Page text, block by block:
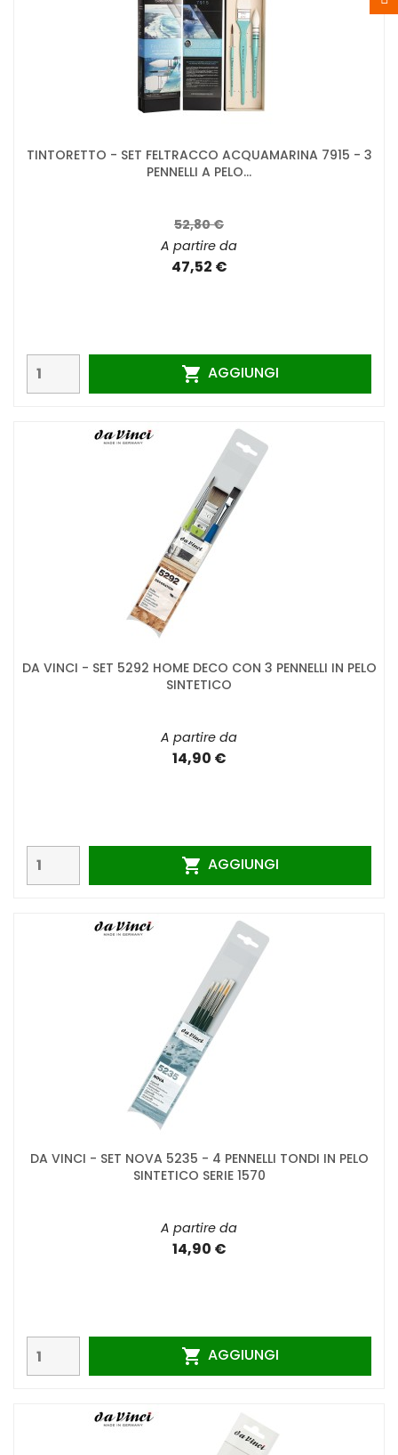
TINTORETTO - SET FELTRACCO ACQUAMARINA 7915 - 3
PENNELLI A PELO...
52,80 €
A partire da
47,52 €
 AGGIUNGI
DA VINCI - SET 5292 HOME DECO CON 3 PENNELLI IN PELO
SINTETICO
A partire da
14,90 €
 AGGIUNGI
DA VINCI - SET NOVA 5235 - 4 PENNELLI TONDI IN PELO
SINTETICO SERIE 1570
A partire da
14,90 €
 AGGIUNGI